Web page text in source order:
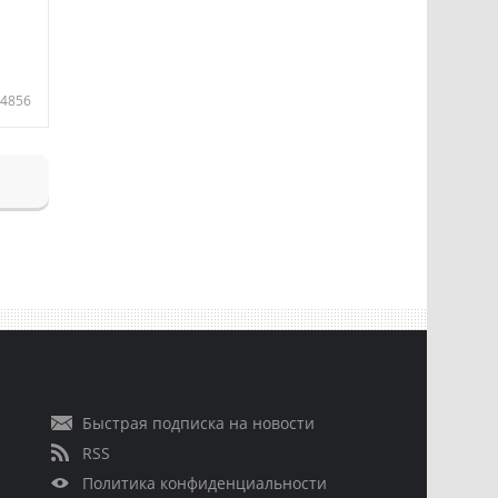
4856
Быстрая подписка на новости
RSS
Политика конфиденциальности